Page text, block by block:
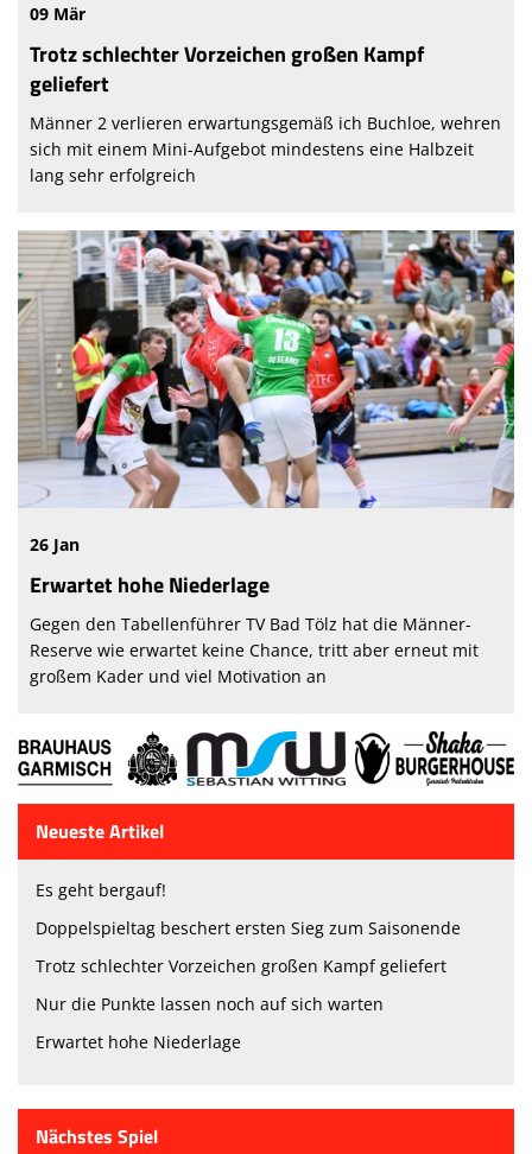
09 Mär
Trotz schlechter Vorzeichen großen Kampf
geliefert
Männer 2 verlieren erwartungsgemäß ich Buchloe, wehren
sich mit einem Mini-Aufgebot mindestens eine Halbzeit
lang sehr erfolgreich
26 Jan
Erwartet hohe Niederlage
Gegen den Tabellenführer TV Bad Tölz hat die Männer-
Reserve wie erwartet keine Chance, tritt aber erneut mit
großem Kader und viel Motivation an
Neueste Artikel
Es geht bergauf!
Doppelspieltag beschert ersten Sieg zum Saisonende
Trotz schlechter Vorzeichen großen Kampf geliefert
Nur die Punkte lassen noch auf sich warten
Erwartet hohe Niederlage
Nächstes Spiel